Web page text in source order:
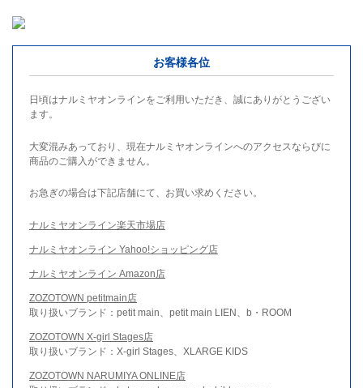
お客様各位
日頃はナルミヤオンラインをご利用いただき、誠にありがとうござい
ます。
大変混みあっており、現在ナルミヤオンラインへのアクセスならびに
商品のご購入ができません。
お急ぎの場合は下記店舗にて、お買い求めください。
ナルミヤオンライン楽天市場店
ナルミヤオンライン Yahoo!ショッピング店
ナルミヤオンライン Amazon店
ZOZOTOWN petitmain店
取り扱いブランド：petit main、petit main LIEN、b・ROOM
ZOZOTOWN X-girl Stages店
取り扱いブランド：X-girl Stages、XLARGE KIDS
ZOZOTOWN NARUMIYA ONLINE店